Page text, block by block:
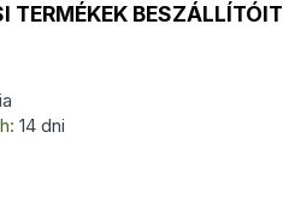
TERMÉKEK BESZÁLLÍTÓIT
14 dni